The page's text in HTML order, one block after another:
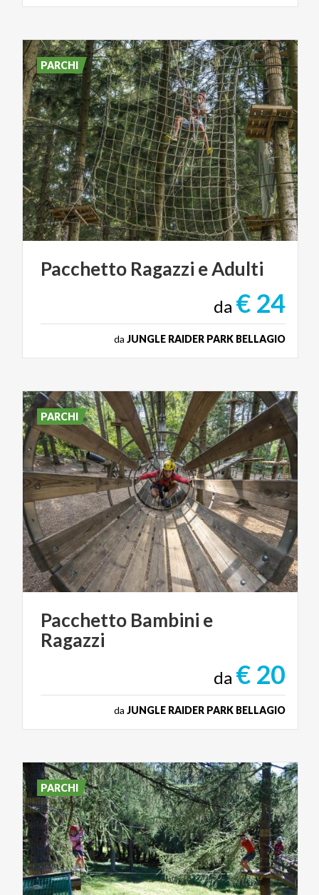
Pacchetto Ragazzi eAdulti
da € 24
da JUNGLE RAIDER PARK BELLAGIO
PARCHI
Pacchetto Bambini e
Ragazzi
da € 20
da JUNGLE RAIDER PARK BELLAGIO
PARCHI
PARCHI